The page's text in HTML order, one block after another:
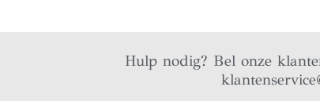
Hulp nodig? Bel onze